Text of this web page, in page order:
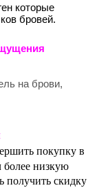
которые
бровей.
на брови,
покупку в
более низкую
получить скидку